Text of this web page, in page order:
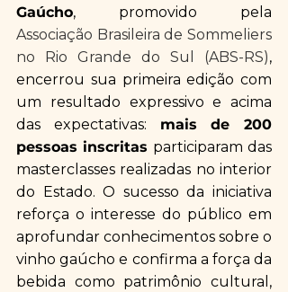
Gaúcho
Associação Brasileira de Sommeliers
no Rio Grande do Sul (ABS-RS),
encerrou sua primeira edição com
um resultado expressivo e acima
das expectativas: mais de 200
pessoas inscritas participaram das
masterclasses realizadas no interior
do Estado. O sucesso da iniciativa
reforça o interesse do público em
aprofundar conhecimentos sobre o
vinho gaúcho e confirma a força da
bebida como patrimônio cultural,